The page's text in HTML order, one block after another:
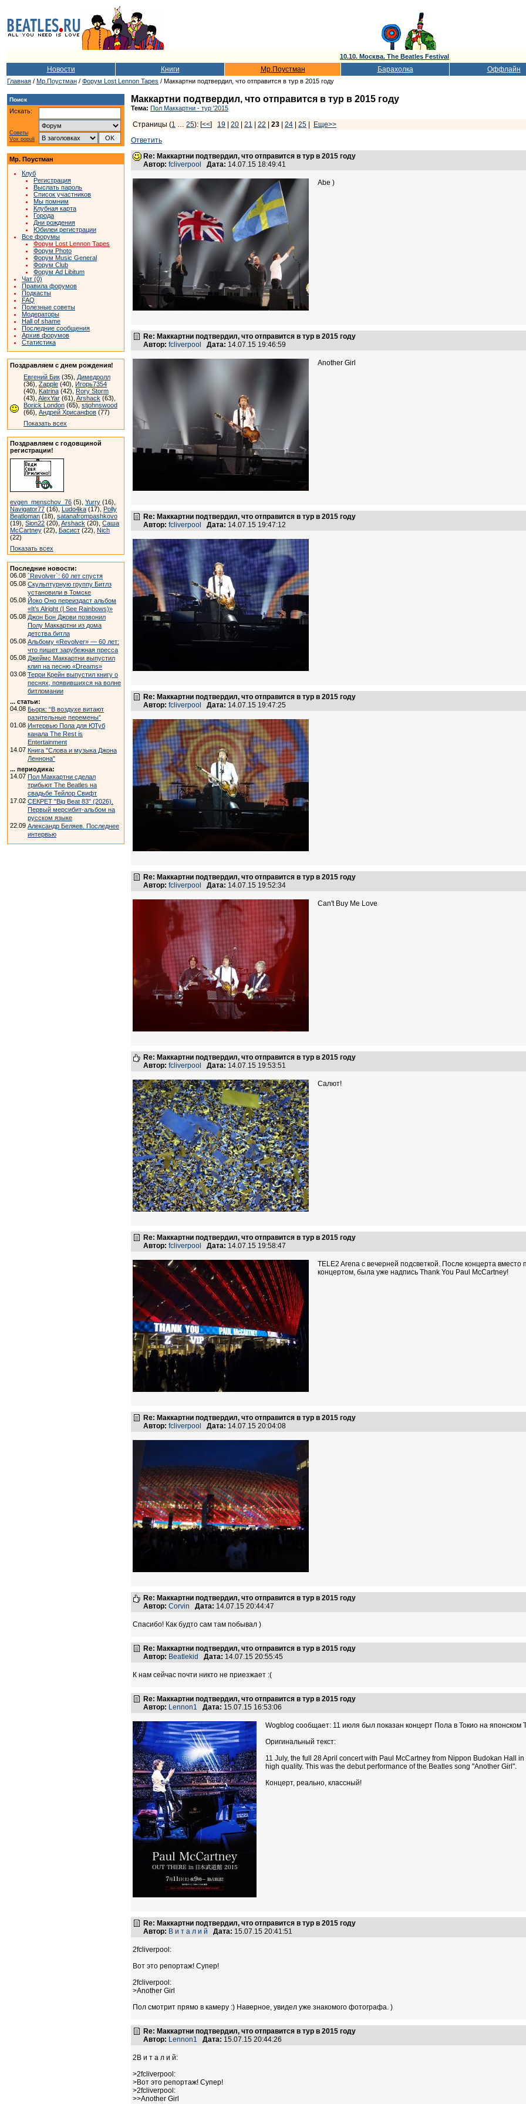
10.10. Москва. The Beatles Festival
Новости Книги Мр.Поустман Барахолка Оффлайн
Главная / Мр.Поустман / Форум Lost Lennon Tapes / Маккартни подтвердил, что отправится в тур в 2015 году
Поиск
Искать:
Советы
Vox populi
Мр. Поустман
Клуб
Регистрация
Выслать пароль
Список участников
Мы помним
Клубная карта
Города
Дни рождения
Юбилеи регистрации
Все форумы
Форум Lost Lennon Tapes
Форум Photo
Форум Music General
Форум Club
Форум Ad Libitum
Чат (0)
Правила форумов
Подкасты
FAQ
Полезные советы
Модераторы
Hall of shame
Последние сообщения
Архив форумов
Статистика
Поздравляем с днем рождения!
Евгений Бик (35), Димедролл
(36), Zapple (40), Игорь7354
(40), Katrina (42), Rory Storm
(43), AlexYar (61), Arshack (63),
Borick London (65), stjohnswood
(66), Андрей Хрисанфов (77)
Показать всех
Поздравляем с годовщиной
регистрации!
evgen_menschov_76 (5), Yurry (16),
Navigator77 (16), Ludo4ka (17), Polly
Beatloman (18), satanafrompashkovo
(19), Sion22 (20), Arshack (20), Саша
McCartney (22), Басист (22), Nich
(22)
Показать всех
Последние новости:
06.08 `Revolver`: 60 лет спустя
05.08 Скульптурную группу Битлз
установили в Томске
05.08 Йоко Оно переиздаст альбом
«It’s Alright (I See Rainbows)»
05.08 Джон Бон Джови позвонил
Полу Маккартни из дома
детства битла
05.08 Альбому «Revolver» — 60 лет:
что пишет зарубежная пресса
05.08 Джеймс Маккартни выпустил
клип на песню «Dreams»
03.08 Терри Крейн выпустил книгу о
песнях, появившихся на волне
битломании
... статьи:
04.08 Бьорк: “В воздухе витают
разительные перемены”
01.08 Интервью Пола для ЮТуб
канала The Rest is
Entertainment
14.07 Книга "Слова и музыка Джона
Леннона"
... периодика:
14.07 Пол Маккартни сделал
трибьют The Beatles на
свадьбе Тейлор Свифт
17.02 СЕКРЕТ "Big Beat 83" (2026).
Первый мерсибит-альбом на
русском языке
22.09 Александр Беляев. Последнее
интервью
Маккартни подтвердил, что отправится в тур в 2015 году
Тема: Пол Маккартни - тур '2015
Страницы (1 … 25): [<<] 19 20 21 22 23 24 25
Еще>>
Ответить
Re: Маккартни подтвердил, что отправится в тур в 2015 году
Автор: fcliverpool Дата: 14.07.15 18:49:41
Abe )
Re: Маккартни подтвердил, что отправится в тур в 2015 году
Автор: fcliverpool Дата: 14.07.15 19:46:59
Another Girl
Re: Маккартни подтвердил, что отправится в тур в 2015 году
Автор: fcliverpool Дата: 14.07.15 19:47:12
Re: Маккартни подтвердил, что отправится в тур в 2015 году
Автор: fcliverpool Дата: 14.07.15 19:47:25
Re: Маккартни подтвердил, что отправится в тур в 2015 году
Автор: fcliverpool Дата: 14.07.15 19:52:34
Can't Buy Me Love
Re: Маккартни подтвердил, что отправится в тур в 2015 году
Автор: fcliverpool Дата: 14.07.15 19:53:51
Салют!
Re: Маккартни подтвердил, что отправится в тур в 2015 году
Автор: fcliverpool Дата: 14.07.15 19:58:47
TELE2 Arena с вечерней подсветкой. После концерта
концертом, была уже надпись Thank You Paul McCartney!
Re: Маккартни подтвердил, что отправится в тур в 2015 году
Автор: fcliverpool Дата: 14.07.15 20:04:08
Re: Маккартни подтвердил, что отправится в тур в 2015 году
Автор: Corvin Дата: 14.07.15 20:44:47
Спасибо! Как будто сам там побывал )
Re: Маккартни подтвердил, что отправится в тур в 2015 году
Автор: Beatlekid Дата: 14.07.15 20:55:45
К нам сейчас почти никто не приезжает :(
Re: Маккартни подтвердил, что отправится в тур в 2015 году
Автор: Lennon1 Дата: 15.07.15 16:53:06
Wogblog сообщает: 11 июля был показан концерт Пола в Токио на японском
Оригинальный текст:
11 July, the full 28 April concert with Paul McCartney from Nippon Budokan Hall
high quality. This was the debut performance of the Beatles song "Another Girl".
Концерт, реально, классный!
Re: Маккартни подтвердил, что отправится в тур в 2015 году
Автор: В и т а л и й Дата: 15.07.15 20:41:51
2fcliverpool:
Вот это репортаж! Супер!
2fcliverpool:
>Another Girl
Пол смотрит прямо в камеру :) Наверное, увидел уже знакомого фотографа. )
Re: Маккартни подтвердил, что отправится в тур в 2015 году
Автор: Lennon1 Дата: 15.07.15 20:44:26
2В и т а л и й:
>2fcliverpool:
>Вот это репортаж! Супер!
>2fcliverpool:
>>Another Girl